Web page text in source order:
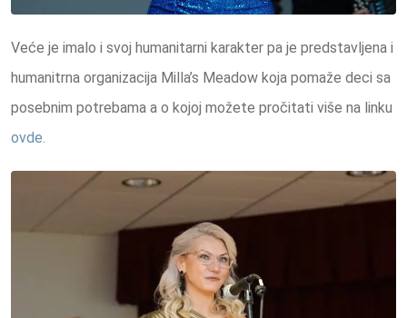
Veće je imalo i svoj humanitarni karakter pa je predstavljena i
humanitrna organizacija Milla’s Meadow koja pomaže deci sa
posebnim potrebama a o kojoj možete pročitati više na linku
ovde.